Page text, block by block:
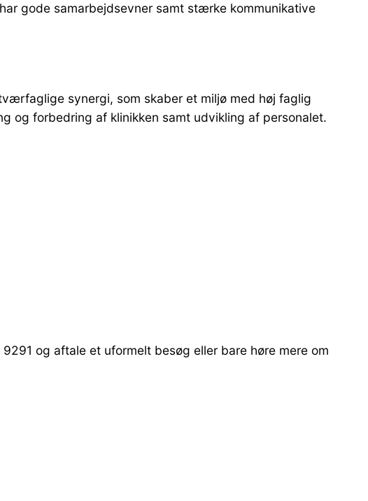
gode samarbejdsevner samt stærke kommunikative
synergi, som skaber et miljø med høj faglig
og forbedring af klinikken samt udvikling af personalet.
og aftale et uformelt besøg eller bare høre mere om